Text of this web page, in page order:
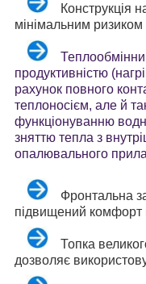
Конструкція
мінімальним
продуктивністю
рахунок повного
теплоносієм, але й
функціонуванню
зняттю тепла з
опалювального
Фронтальна
підвищений комфорт
Топка
дозволяє